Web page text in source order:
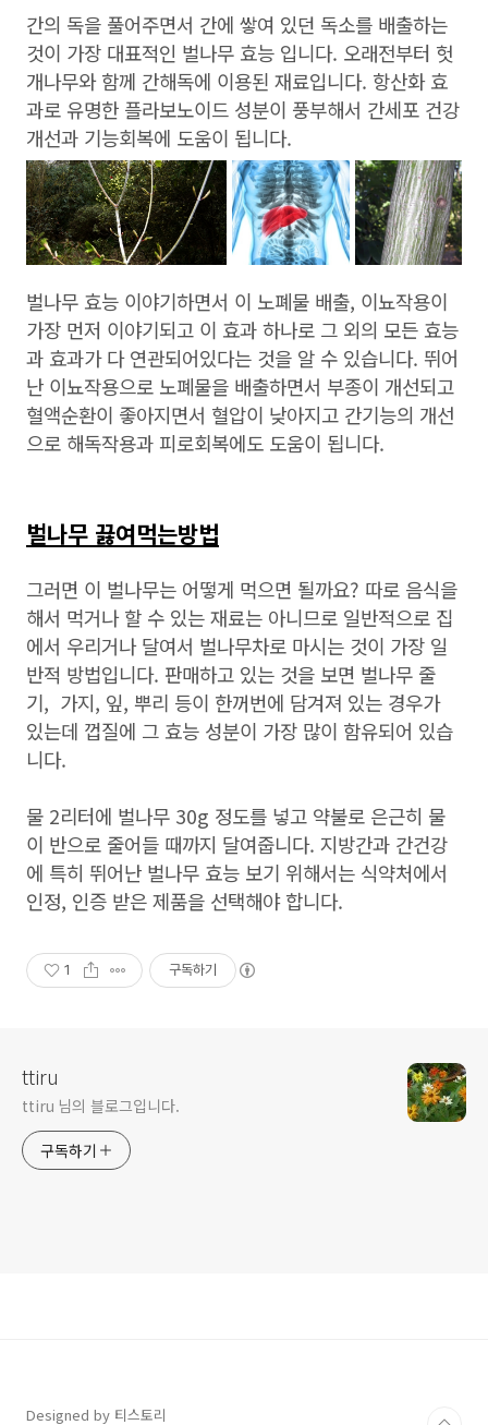
간의 독을 풀어주면서 간에 쌓여 있던 독소를 배출하는
것이 가장 대표적인 벌나무 효능 입니다. 오래전부터 헛
개나무와 함께 간해독에 이용된 재료입니다. 항산화 효
과로 유명한 플라보노이드 성분이 풍부해서 간세포 건강
개선과 기능회복에 도움이 됩니다.
벌나무 효능 이야기하면서 이 노폐물 배출, 이뇨작용이
가장 먼저 이야기되고 이 효과 하나로 그 외의 모든 효능
과 효과가 다 연관되어있다는 것을 알 수 있습니다. 뛰어
난 이뇨작용으로 노폐물을 배출하면서 부종이 개선되고
혈액순환이 좋아지면서 혈압이 낮아지고 간기능의 개선
으로 해독작용과 피로회복에도 도움이 됩니다.
벌나무 끓여먹는방법
그러면 이 벌나무는 어떻게 먹으면 될까요? 따로 음식을
해서 먹거나 할 수 있는 재료는 아니므로 일반적으로 집
에서 우리거나 달여서 벌나무차로 마시는 것이 가장 일
반적 방법입니다. 판매하고 있는 것을 보면 벌나무 줄
기, 가지, 잎, 뿌리 등이 한꺼번에 담겨져 있는 경우가
있는데 껍질에 그 효능 성분이 가장 많이 함유되어 있습
니다.
물 2리터에 벌나무 30g 정도를 넣고 약불로 은근히 물
이 반으로 줄어들 때까지 달여줍니다. 지방간과 간건강
에 특히 뛰어난 벌나무 효능 보기 위해서는 식약처에서
인정, 인증 받은 제품을 선택해야 합니다.
1 구독하기
ttiru
ttiru 님의 블로그입니다.
구독하기
Designed by 티스토리